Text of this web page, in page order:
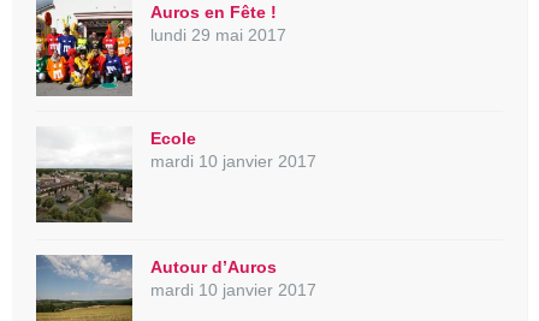
Auros en Fête !
lundi 29 mai 2017
Ecole
mardi 10 janvier 2017
Autour d’Auros
mardi 10 janvier 2017